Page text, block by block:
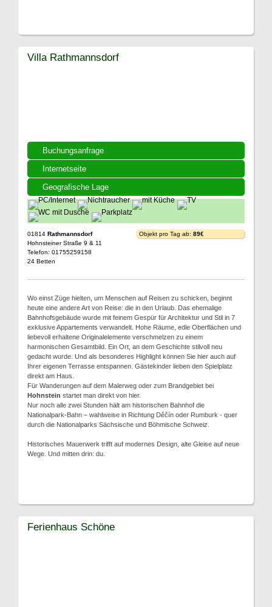
Buchungsanfrage
Internetseite
Geografische Lage
Villa Rathmannsdorf
01814 Rathmannsdorf
Hohnsteiner Straße 9 & 11
Telefon: 01755259158
24 Betten
Objekt pro Tag ab: 89€
Wo einst Züge hielten, um Menschen auf Reisen zu schicken, beginnt
heute eine andere Art von Reise: die in den Urlaub. Das ehemalige
Bahnhofsgebäude wurde mit feinem Gespür für Architektur und Stil in 7
exklusive Appartements verwandelt. Hohe Räume, edle Oberflächen und
liebevoll erhaltene Originalelemente verschmelzen zu einem
harmonischen Gesamtbild. Ein Ort, an dem Geschichte stilvoll neu
gedacht wurde. Und als besonderes Highlight können Sie hier auch auf
Ihrer eigenen Terrasse entspannen. Gästekinder lieben den Spielplatz
direkt am Haus.
Für Wanderungen auf dem Malerweg oder zum Brandgebiet bei
Hohnstein startet man direkt von hier.
Nur noch alle zwei Stunden hält am historischen Bahnhof die
Nationalpark-Bahn – wahlweise in Richtung Děčín oder Rumburk - quer
durch die Nationalparks Sächsische und Böhmische Schweiz.
Historisches Mauerwerk trifft auf modernes Design, alte Gleise auf neue
Wege. Und mitten drin: du.
Ferienhaus Schöne